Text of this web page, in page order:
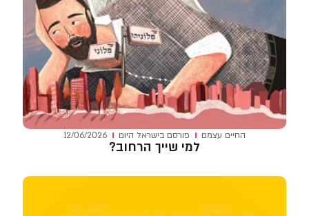
החיים עצמם פורסם בישראל היום 12/06/2026
למי שייך הרחוב?